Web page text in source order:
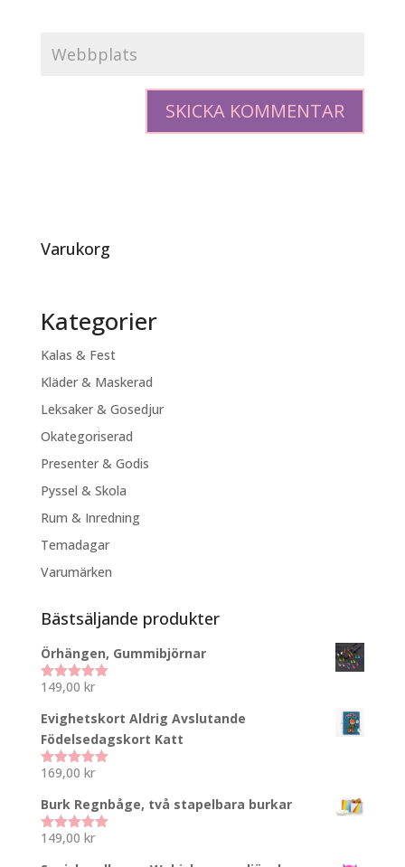
Varukorg
Kategorier
Kalas & Fest
Kläder & Maskerad
Leksaker & Gosedjur
Okategoriserad
Presenter & Godis
Pyssel & Skola
Rum & Inredning
Temadagar
Varumärken
Bästsäljande produkter
Örhängen, Gummibjörnar
Betygsatt
149,00 kr
Evighetskort Aldrig Avslutande
Födelsedagskort Katt
Betygsatt
169,00 kr
Burk Regnbåge, två stapelbara burkar
Betygsatt
149,00 kr